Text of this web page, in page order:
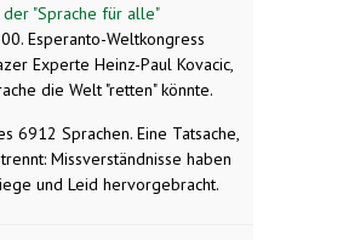
"Sprache für alle"
Esperanto-Weltkongress
Experte Heinz-Paul Kovacic,
die Welt "retten" könnte.
6912 Sprachen. Eine Tatsache,
Missverständnisse haben
und Leid hervorgebracht.